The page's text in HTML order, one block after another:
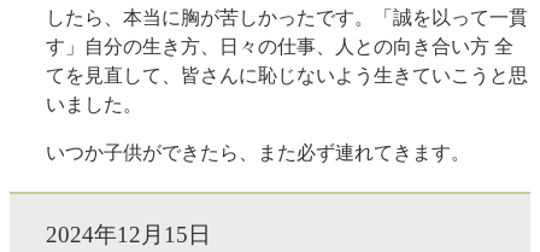
したら、本当に胸が苦しかったです。「誠を以って一貫
す」自分の生き方、日々の仕事、人との向き合い方 全
てを見直して、皆さんに恥じないよう生きていこうと思
いました。
いつか子供ができたら、また必ず連れてきます。
2024年12月15日